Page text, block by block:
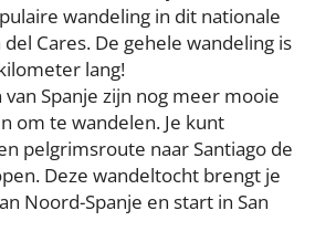
wandeling in dit nationale
Cares. De gehele wandeling is
lang!
Spanje zijn nog meer mooie
om te wandelen. Je kunt
pelgrimsroute naar Santiago de
Deze wandeltocht brengt je
Noord-Spanje en start in San